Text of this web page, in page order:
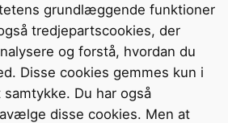
grundlæggende funktioner
tredjepartscookies, der
og forstå, hvordan du
Disse cookies gemmes kun i
Du har også
disse cookies. Men at